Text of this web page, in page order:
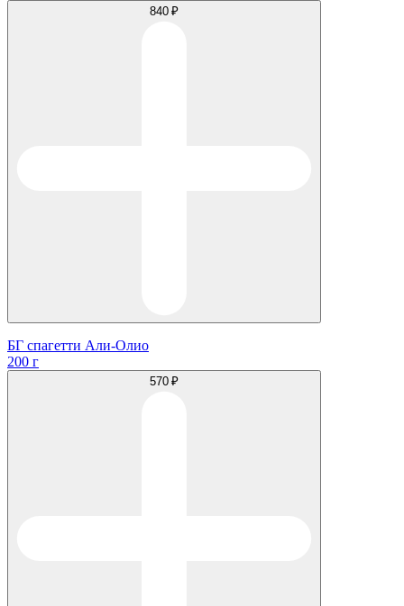
840 ₽
БГ спагетти Али-Олио
200 г
570 ₽